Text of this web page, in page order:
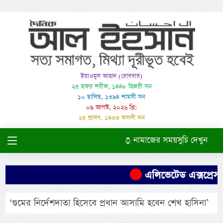
ইয়াওমুল আহাদ (রোববার)
২৫ ছফর শরীফ, ১৪৪৮ হিজরী সন
১০ ছালিছ, ১৩৯৪ শামসী সন
০৯ আগস্ট, ২০২৬ খ্রি:
২৫ শ্রাবণ, ১৪৩৩ ফসলী সন
নামাজের সময়সুচি দেখুন
এলিভেটেড
‘গুমের নির্দেশদাতা হিসেবে প্রধান আসামি হবেন শেখ হাসিনা’